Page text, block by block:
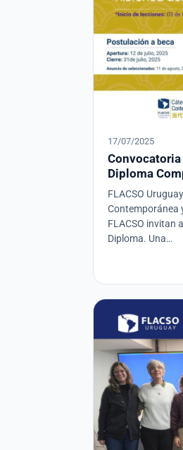
17/07/2025
Convocatoria
Diploma
FLACSO
Contemporánea
FLACSO invitan
Diploma. Una…